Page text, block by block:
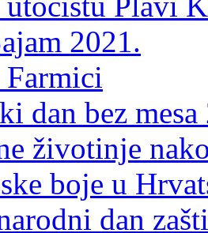
2021.
Farmici
dan bez
životinje
boje u
dan